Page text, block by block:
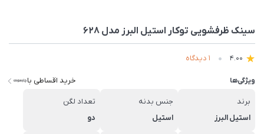
سينک ظرفشویی توکار استیل البرز مدل 628
4.00 1 دیدگاه
ویژگی‌ها خرید اقساطی با
برند
استیل البرز
جنس بدنه
استیل
تعداد لگن
دو